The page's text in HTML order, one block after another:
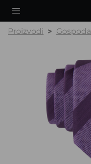
Proizvodi Gospoda